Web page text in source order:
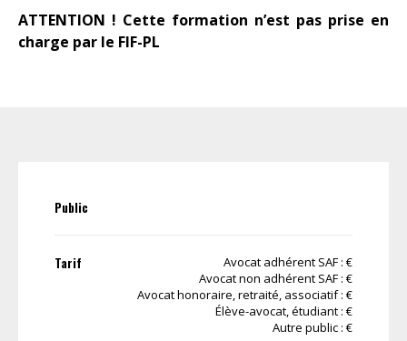
ATTENTION ! Cette formation n’est pas prise en
charge par le FIF-PL
Public
Tarif
Avocat adhérent SAF : €
Avocat non adhérent SAF : €
Avocat honoraire, retraité, associatif : €
Élève-avocat, étudiant : €
Autre public : €